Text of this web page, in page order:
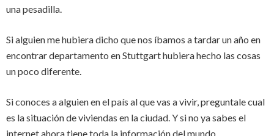
una pesadilla.
Si alguien me hubiera dicho que nos íbamos a tardar un año en
encontrar departamento en Stuttgart hubiera hecho las cosas
un poco diferente.
Si conoces a alguien en el país al que vas a vivir, preguntale cual
es la situación de viviendas en la ciudad. Y si no ya sabes el
internet ahora tiene toda la información del mundo.